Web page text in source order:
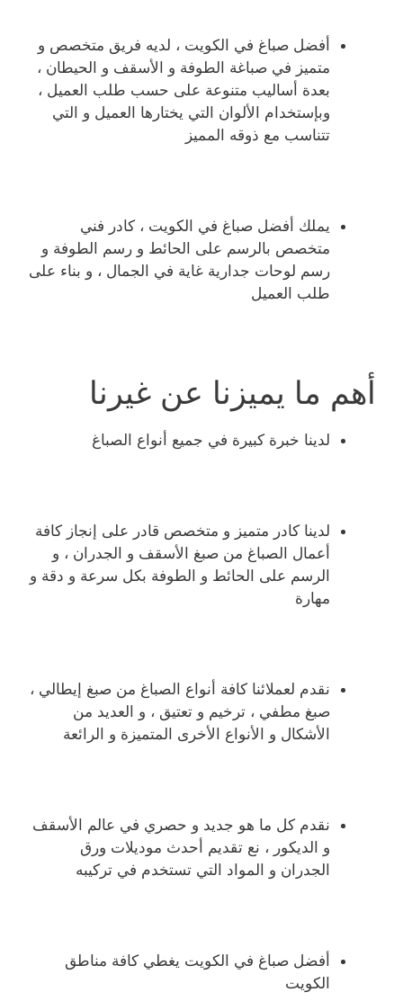
أفضل صباغ في الكويت ، لديه فريق متخصص و
متميز في صباغة الطوفة و الأسقف و الحيطان ،
بعدة أساليب متنوعة على حسب طلب العميل ،
وبإستخدام الألوان التي يختارها العميل و التي
تتناسب مع ذوقه المميز
يملك أفضل صباغ في الكويت ، كادر فني
متخصص بالرسم على الحائط و رسم الطوفة و
رسم لوحات جدارية غاية في الجمال ، و بناء على
طلب العميل
أهم ما يميزنا عن غيرنا
لدينا خبرة كبيرة في جميع أنواع الصباغ
لدينا كادر متميز و متخصص قادر على إنجاز كافة
أعمال الصباغ من صبغ الأسقف و الجدران ، و
الرسم على الحائط و الطوفة بكل سرعة و دقة و
مهارة
نقدم لعملائنا كافة أنواع الصباغ من صبغ إيطالي ،
صبغ مطفي ، ترخيم و تعتيق ، و العديد من
الأشكال و الأنواع الأخرى المتميزة و الرائعة
نقدم كل ما هو جديد و حصري في عالم الأسقف
و الديكور ، نع تقديم أحدث موديلات ورق
الجدران و المواد التي تستخدم في تركيبه
أفضل صباغ في الكويت يغطي كافة مناطق
الكويت